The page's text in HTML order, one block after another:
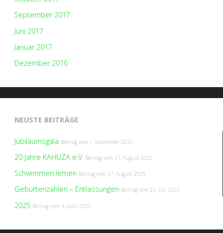
September 2017
Juni 2017
Januar 2017
Dezember 2016
NEUSTE BEITRÄGE
Jubiläumsgala Beitrag vom 1. September 2025
20 Jahre KAHUZA e.V. Beitrag vom 27. August 2025
Schwimmen lernen Beitrag vom 27. August 2025
Geburtenzahlen – Entlassungen Beitrag vom 21. Juli 2025
2025 Beitrag vom 4. April 2025